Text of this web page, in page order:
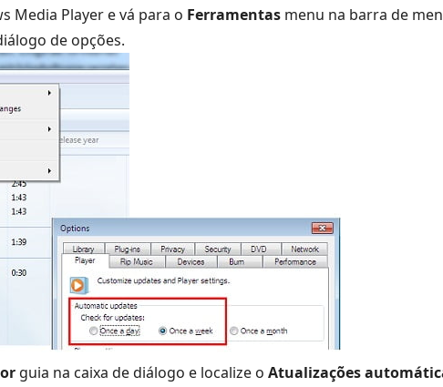
Media Player e vá para o Ferramentas menu na barra de
de opções.
guia na caixa de diálogo e localize o Atualizações